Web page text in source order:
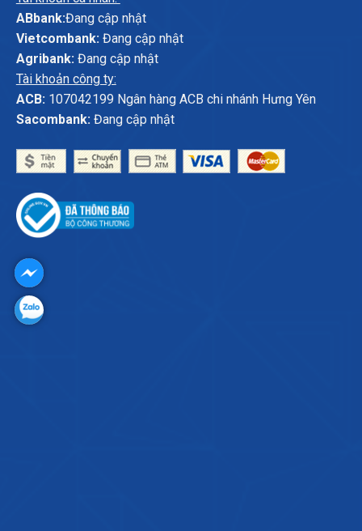
ABbank:Đang cập nhật
Vietcombank:Đang cập nhật
Agribank:Đang cập nhật
Tài khoản công ty:
ACB:107042199 Ngân hàng ACB chi nhánh Hưng Yên
Sacombank:Đang cập nhật